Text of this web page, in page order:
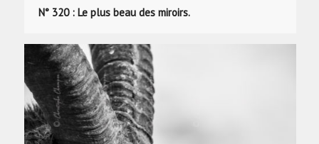
N° 320 : Le plus beau des miroirs.